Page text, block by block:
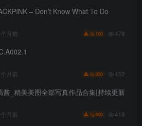
– Don’t Know What To Do
月前 100 478
月前 300 452
酱_精美美图全部写真作品合集|持续更新
月前 500 419